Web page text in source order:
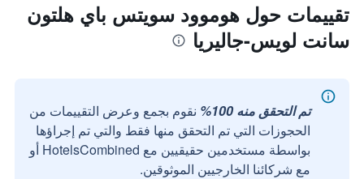
تقييمات حول هوموود سويتس باي هلتون
سانت لويس-جاليريا
تم التحقق منه 100%
نقوم بجمع وعرض التقييمات من
الحجوزات التي تم التحقق منها فقط والتي تم إجراؤها
بواسطة مستخدمين حقيقيين مع HotelsCombined أو
مع شركائنا الخارجيين الموثوقين.